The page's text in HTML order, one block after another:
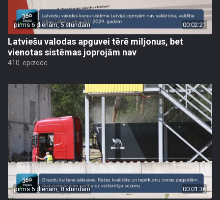
pirms 6 dienām, 5 stundām 00:02:21
Latviešu valodas apguvei tērē miljonus, bet
vienotas sistēmas joprojām nav
410. epizode
pirms 6 dienām, 8 stundām 00:01:36